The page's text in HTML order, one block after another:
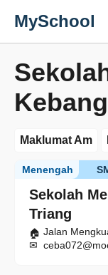
MySchool
Maklumat Am
Sekolah
Triang
Menengah
Jalan